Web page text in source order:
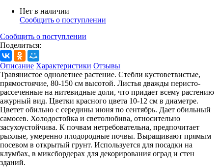
Нет в наличии
Сообщить о поступлении
Сообщить о поступлении
Поделиться:
Описание Характеристики Отзывы
Травянистое однолетнее растение. Стебли кустоветвистые,
прямостоячие, 80-150 см высотой. Листья дважды перисто-
рассеченные на нитевидные доли, что придает всему растению
ажурный вид. Цветки красного цвета 10-12 см в диаметре.
Цветет обильно с середины июня по сентябрь. Дает обильный
самосев. Холодостойка и светолюбива, относительно
засухоустойчива. К почвам нетребовательна, предпочитает
рыхлые, умеренно плодородные почвы. Выращивают прямым
посевом в открытый грунт. Используется для посадки на
клумбах, в миксбордерах для декорирования оград и стен
зданий.